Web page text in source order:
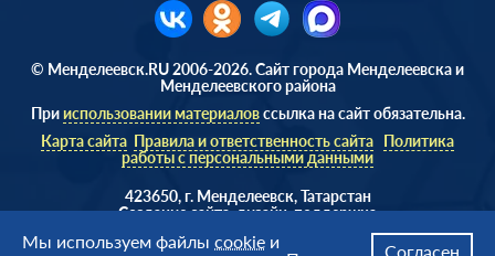
© Менделеевск.RU 2006-2026. Сайт города Менделеевска и
Менделеевского района
Прииспользовании материаловссылка на сайт обязательна.
Карта сайта Правила и ответственность сайта Политика
работы с персональными данными
423650, г. Менделеевск, Татарстан
Cоздание сайта, дизайн, поддержка
Мы используем файлы cookie и
Согласен